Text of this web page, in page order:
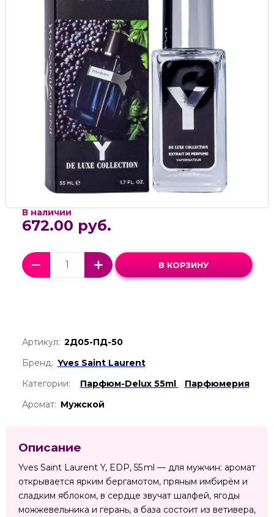
В наличии
672.00 руб.
В КОРЗИНУ
Артикул: 2Д05-ПД-50
Бренд: Yves Saint Laurent
Категории:
Парфюм-Delux 55ml
Парфюмерия
Аромат: Мужской
Описание
Yves Saint Laurent Y, EDP, 55 ml — для мужчин: аромат
открывается ярким бергамотом, пряным имбирём и
сладким яблоком, в сердце звучат шалфей, ягоды
можжевельника и герань, а база состоит из ветивера,